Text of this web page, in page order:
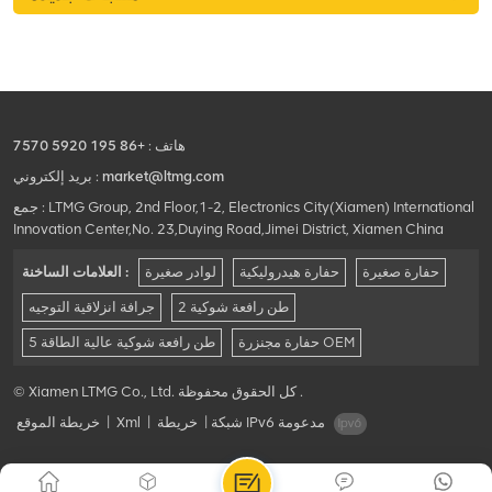
هاتف : +86 195 5920 7570
بريد إلكتروني : market@ltmg.com
جمع : LTMG Group, 2nd Floor,1-2, Electronics City(Xiamen) International
Innovation Center,No. 23,Duying Road,Jimei District, Xiamen China
العلامات الساخنة : لوادر صغيرة حفارة هيدروليكية حفارة صغيرة
جرافة انزلاقية التوجيه 2 طن رافعة شوكية
5 طن رافعة شوكية عالية الطاقة حفارة مجنزرة OEM
© Xiamen LTMG Co., Ltd. كل الحقوق محفوظة .
خريطة الموقع
Xml خريطة